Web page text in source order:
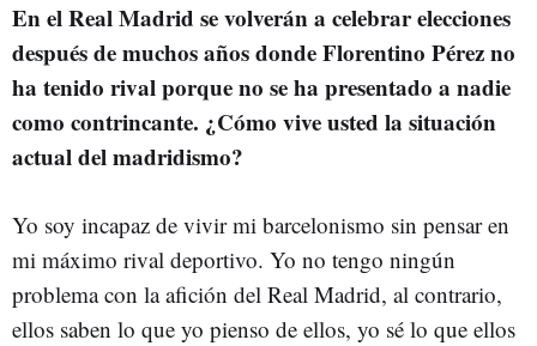
En el Real Madrid se volverán a celebrar elecciones
después de muchos años donde Florentino Pérez no
ha tenido rival porque no se ha presentado a nadie
como contrincante. ¿Cómo vive usted la situación
actual del madridismo?
Yo soy incapaz de vivir mi barcelonismo sin pensar en
mi máximo rival deportivo. Yo no tengo ningún
problema con la afición del Real Madrid, al contrario,
ellos saben lo que yo pienso de ellos, yo sé lo que ellos